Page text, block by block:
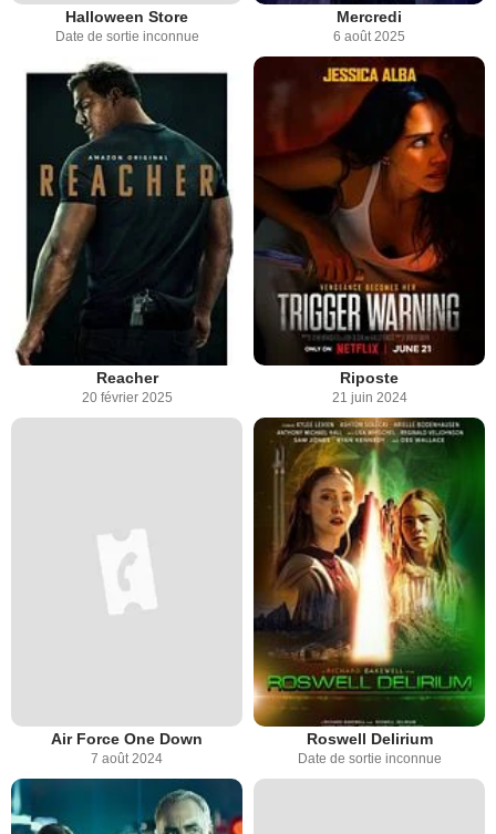
Halloween Store
Date de sortie inconnue
Mercredi
6 août 2025
Reacher
20 février 2025
Riposte
21 juin 2024
Air Force One Down
7 août 2024
Roswell Delirium
Date de sortie inconnue